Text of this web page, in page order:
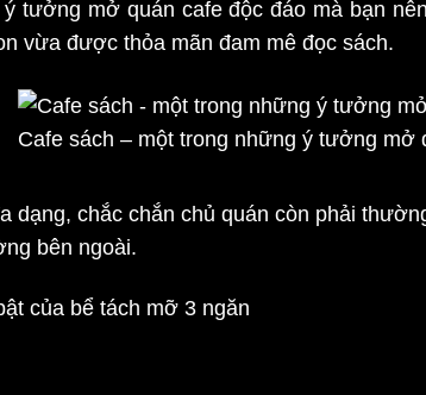
tưởng mở quán cafe độc đáo mà bạn
vừa được thỏa mãn đam mê đọc sách.
Cafe sách – một trong những ý tưởng mở
dạng, chắc chắn chủ quán còn phải
bên ngoài.
của bể tách mỡ 3 ngăn